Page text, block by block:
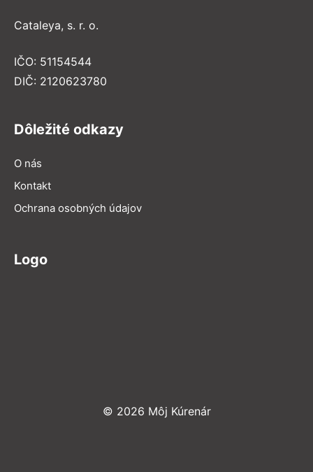
Cataleya, s. r. o.
IČO: 51154544
DIČ: 2120623780
Dôležité odkazy
O nás
Kontakt
Ochrana osobných údajov
Logo
© 2026 Môj Kúrenár